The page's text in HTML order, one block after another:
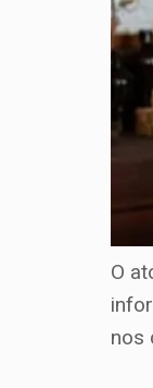
O
nos